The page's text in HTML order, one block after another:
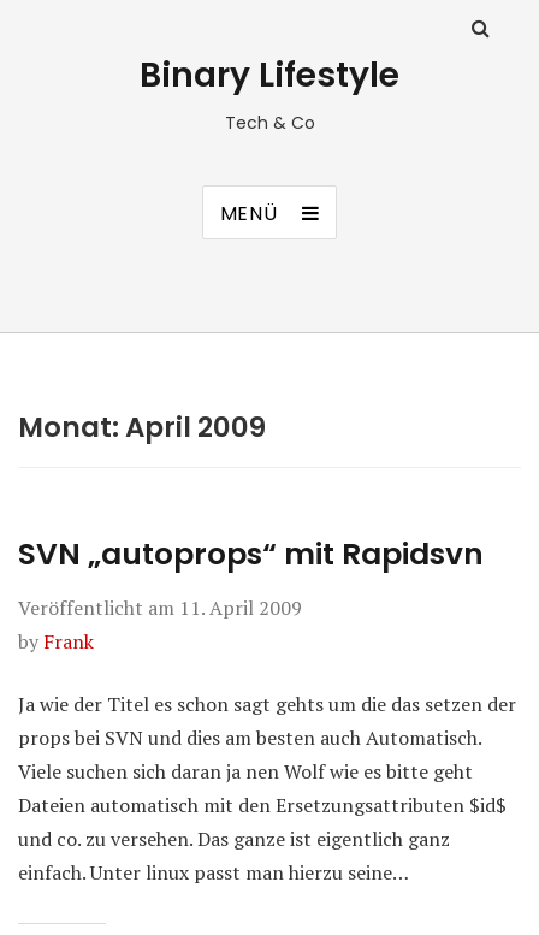
Binary Lifestyle
Tech & Co
MENÜ
Monat:April 2009
SVN „autoprops“ mit Rapidsvn
Veröffentlicht am 11. April 2009
by Frank
Ja wie der Titel es schon sagt gehts um die das setzen der
props bei SVN und dies am besten auch Automatisch.
Viele suchen sich daran ja nen Wolf wie es bitte geht
Dateien automatisch mit den Ersetzungsattributen $id$
und co. zu versehen. Das ganze ist eigentlich ganz
einfach. Unter linux passt man hierzu seine…